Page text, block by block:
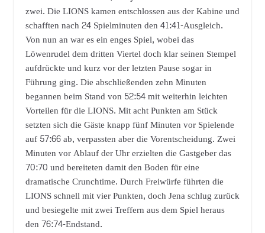
zwei. Die LIONS kamen entschlossen aus der Kabine und
schafften nach 24 Spielminuten den 41:41-Ausgleich.
Von nun an war es ein enges Spiel, wobei das
Löwenrudel dem dritten Viertel doch klar seinen Stempel
aufdrückte und kurz vor der letzten Pause sogar in
Führung ging. Die abschließenden zehn Minuten
begannen beim Stand von 52:54 mit weiterhin leichten
Vorteilen für die LIONS. Mit acht Punkten am Stück
setzten sich die Gäste knapp fünf Minuten vor Spielende
auf 57:66 ab, verpassten aber die Vorentscheidung. Zwei
Minuten vor Ablauf der Uhr erzielten die Gastgeber das
70:70 und bereiteten damit den Boden für eine
dramatische Crunchtime. Durch Freiwürfe führten die
LIONS schnell mit vier Punkten, doch Jena schlug zurück
und besiegelte mit zwei Treffern aus dem Spiel heraus
den 76:74-Endstand.